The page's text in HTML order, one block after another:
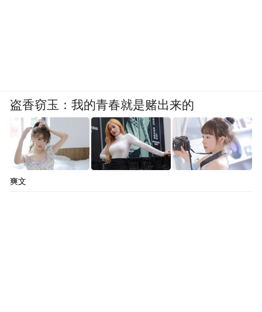
盗香窃玉：我的青春就是赌出来的
爽文